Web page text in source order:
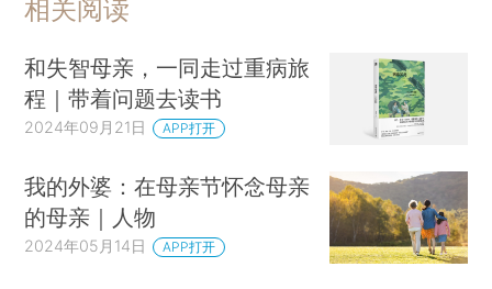
相关阅读
和失智母亲，一同走过重病旅
程｜带着问题去读书
2024年09月21日 APP打开
我的外婆：在母亲节怀念母亲
的母亲｜人物
2024年05月14日 APP打开